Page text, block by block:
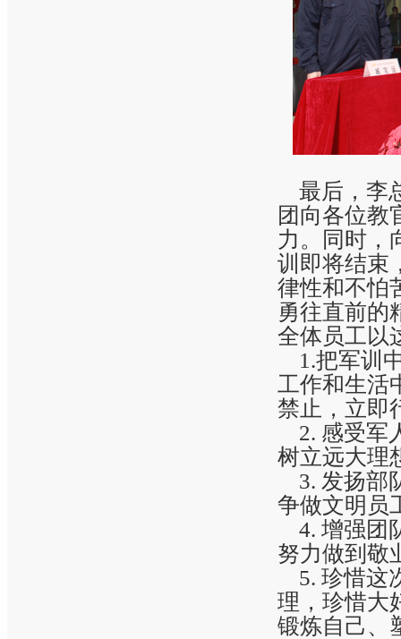
最后，李
团向各位教
力。同时，
训即将结束
律性和不怕
勇往直前的
全体员工以
1.把军训
工作和生活
禁止，立即
2. 感受军
树立远大理
3. 发扬部
争做文明员
4. 增强团
努力做到敬
5. 珍惜这
理，珍惜大
锻炼自己、